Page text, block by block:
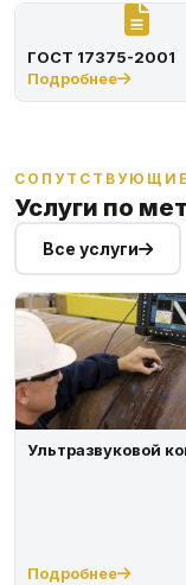
ГОСТ 17375-2001
Подробнее
Услуги по
Все услуги
Ультразвуковой
Подробнее